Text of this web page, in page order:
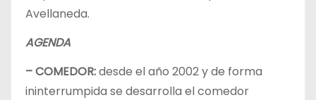
Avellaneda.
AGENDA
– COMEDOR:desde el año 2002 y de forma
ininterrumpida se desarrolla el comedor